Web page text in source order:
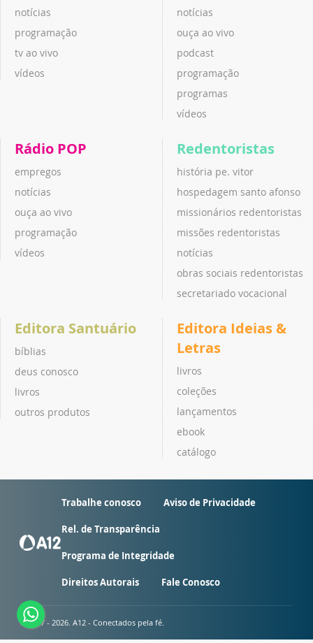
notícias
programação
tv ao vivo
vídeos
notícias
ouça ao vivo
podcast
programação
programas
vídeos
Rádio POP
empregos
notícias
ouça ao vivo
programação
vídeos
Redentoristas
história pe. vitor
hospedagem santo afonso
missionários redentoristas
missões redentoristas
notícias
obras sociais redentoristas
secretariado vocacional
Editora Santuário
bíblias
deus conosco
livros
outros produtos
Editora Ideias &
Letras
livros
coleções
lançamentos
ebook
catálogo
Trabalhe conosco Aviso de Privacidade
Rel. de Transparência
Programa de Integridade
Direitos Autorais Fale Conosco
© 2007 - 2026. A12 - Conectados pela fé.